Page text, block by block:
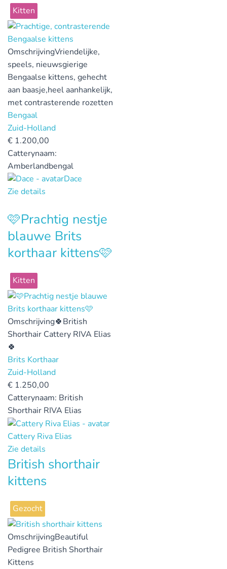
Kitten
OmschrijvingVriendelijke,
speels, nieuwsgierige
Bengaalse kittens, gehecht
aan baasje,heel aanhankelijk,
met contrasterende rozetten
Bengaal
Zuid-Holland
€ 1.200,00
Catterynaam:
Amberlandbengal
Dace
Zie details
🩷Prachtig nestje
blauwe Brits
korthaar kittens🩷
Kitten
Omschrijving🍀British
Shorthair Cattery RIVA Elias
🍀
Brits Korthaar
Zuid-Holland
€ 1.250,00
Catterynaam: British
Shorthair RIVA Elias
Cattery Riva Elias
Zie details
British shorthair
kittens
Gezocht
OmschrijvingBeautiful
Pedigree British Shorthair
Kittens